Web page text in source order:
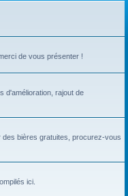
h
r
de vous présenter !
d'amélioration, rajout de
des bières gratuites, procurez-vous
ici.